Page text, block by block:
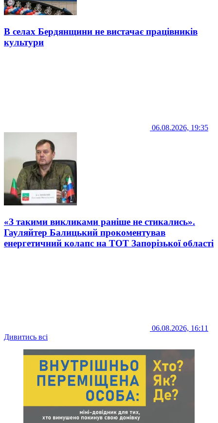
В селах Бердянщини не вистачає працівників
культури
06.08.2026, 19:35
«З такими викликами раніше не стикались».
Гауляйтер Балицький прокоментував
енергетичний колапс на ТОТ Запорізької області
06.08.2026, 16:11
Дивитись всі